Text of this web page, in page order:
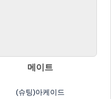
메이트
(슈팅)아케이드